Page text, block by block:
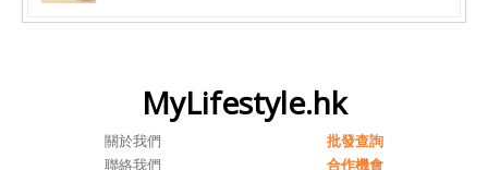
MyLifestyle.hk
關於我們
批發查詢
聯絡我們
合作機會